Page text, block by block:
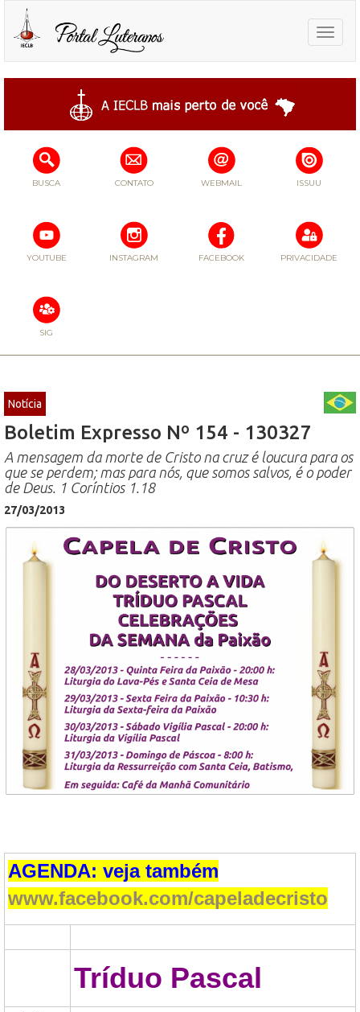
Toggle
BUSCA CONTATO WEBMAIL ISSUU
YOUTUBE INSTAGRAM FACEBOOK PRIVACIDADE
SIG
Notícia
Boletim Expresso Nº 154 - 130327
A mensagem da morte de Cristo na cruz é loucura para os
que se perdem; mas para nós, que somos salvos, é o poder
de Deus. 1 Coríntios 1.18
27/03/2013
AGENDA: veja também
www.facebook.com/capeladecristo
Tríduo Pascal